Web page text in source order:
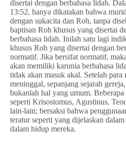
disertai dengan berbahasa lidah.
13:52, hanya dikatakan bahwa
dengan sukacita dan Roh, tanpa
baptisan Roh khusus yang disertai
berbahasa lidah. Inilah satu lagi
khusus Roh yang disertai dengan
normatif. Jika bersifat normatif,
akan memiliki karunia berbahasa
tidak akan masuk akal. Setelah para
meninggal, sepanjang sejarah
bukanlah hal yang umum.
seperti Krisostomus, Agustinus,
lain-lain; bersaksi bahwa
teratur seperti yang dijelaskan
dalam hidup mereka.